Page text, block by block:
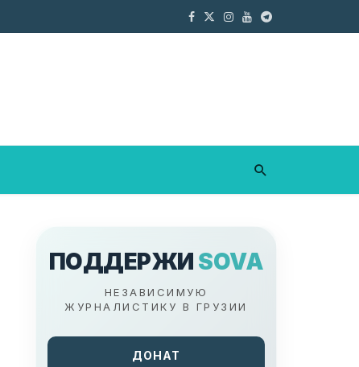
ПОДДЕРЖИ SOVA
НЕЗАВИСИМУЮ
ЖУРНАЛИСТИКУ В ГРУЗИИ
ДОНАТ